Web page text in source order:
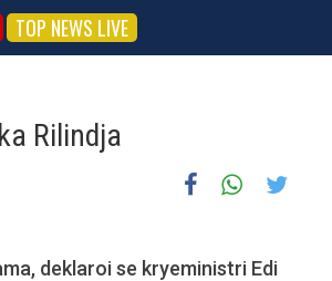
TOP NEWS LIVE
Rilindja
deklaroi se kryeministri Edi